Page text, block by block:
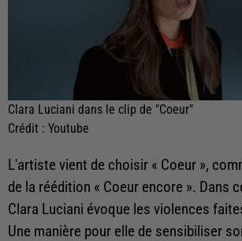
Clara Luciani dans le clip de "Coeur"
Crédit : Youtube
L'artiste vient de choisir « Coeur »,
de la réédition « Coeur encore ». Dans
Clara Luciani évoque les violences
Une manière pour elle de sensibiliser